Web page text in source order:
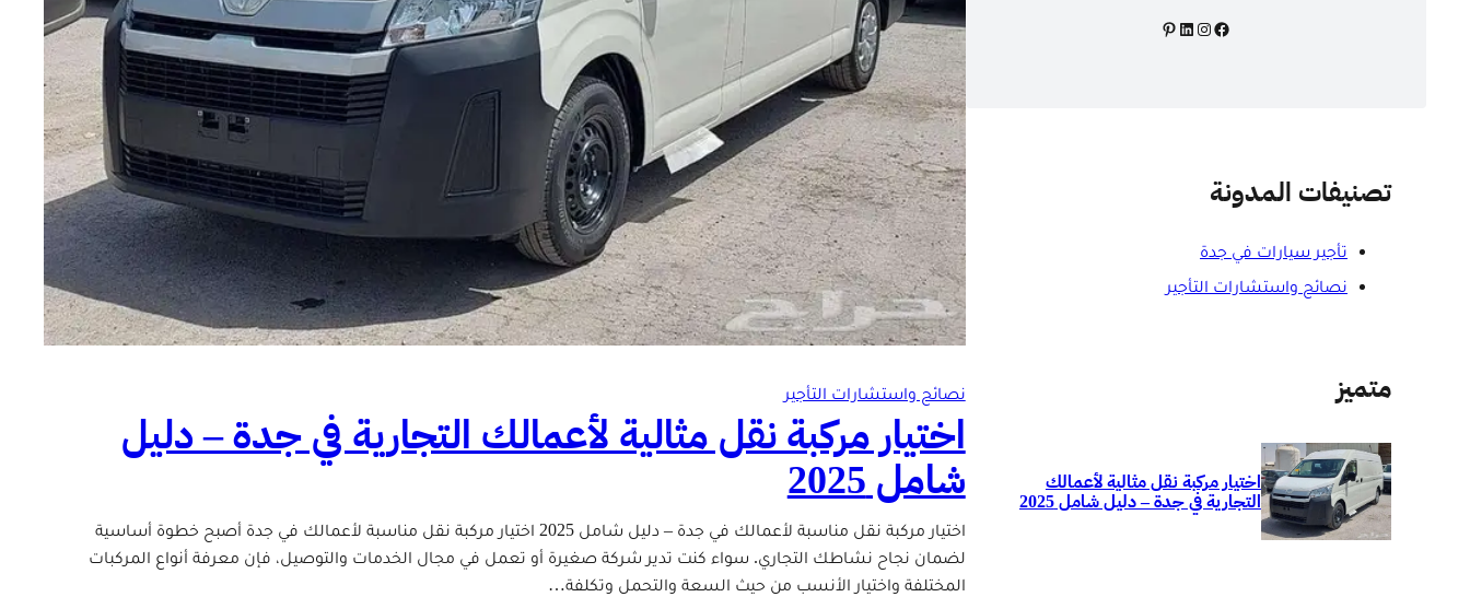
فيسبوكإنستجرام لينكد إن بينتريست
تصنيفات المدونة
تأجير سيارات في جدة
نصائح واستشارات التأجير
متميز
اختيار مركبة نقل مثالية لأعمالك
التجارية في جدة – دليل شامل 2025
نصائح واستشارات التأجير
اختيار مركبة نقل مثالية لأعمالك التجارية في جدة – دليل
شامل 2025
اختيار مركبة نقل مناسبة لأعمالك في جدة – دليل شامل 2025 اختيار مركبة نقل مناسبة لأعمالك في جدة أصبح خطوة أساسية
لضمان نجاح نشاطك التجاري. سواء كنت تدير شركة صغيرة أو تعمل في مجال الخدمات والتوصيل، فإن معرفة أنواع المركبات
المختلفة واختيار الأنسب من حيث السعة والتحمل وتكلفة…